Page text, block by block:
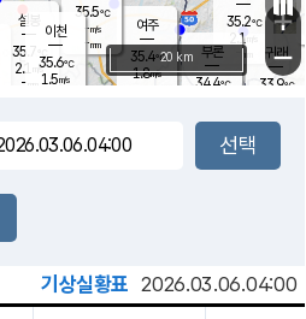
35.2℃
2.1m/s
mm
부론
34.4℃
여주
35.4℃
1.8m/s
장호원
35.5℃
-m/s
-mm
설봉
35.7
2.1 m/s
- mm
귀래
33.9℃
이천
35.6℃
1.5m/s
+
−
20 km
기상실황표 2026.03.06.04:00